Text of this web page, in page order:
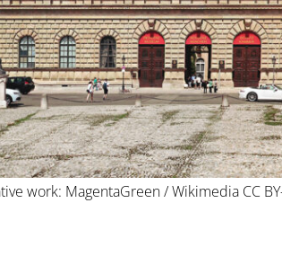
work: MagentaGreen / Wikimedia CC